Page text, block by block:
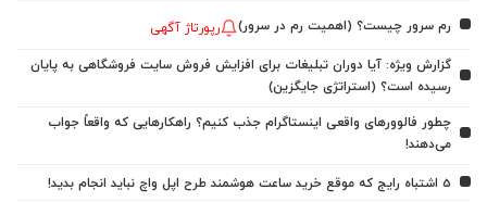
رم سرور چیست؟ (اهمیت رم در سرور) رپورتاژ آگهی
گزارش ویژه: آیا دوران تبلیغات برای افزایش فروش سایت فروشگاهی به پایان
رسیده است؟ (استراتژی جایگزین)
چطور فالوورهای واقعی اینستاگرام جذب کنیم؟ راهکارهایی که واقعاً جواب
می‌دهند!
5 اشتباه رایج که موقع خرید ساعت هوشمند طرح اپل واچ نباید انجام بدید!